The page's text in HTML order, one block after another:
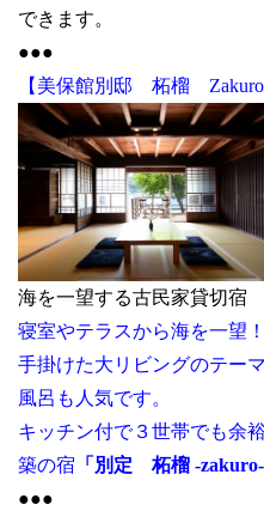
できます。
●●●
【美保館別邸 柘榴 Zakuro
海を一望する古民家貸切宿
寝室やテラスから海を一望
手掛けた大リビングのテー
風呂も人気です。
キッチン付で３世帯でも余
築の宿 「別定 柘榴 -zakuro-
●●●